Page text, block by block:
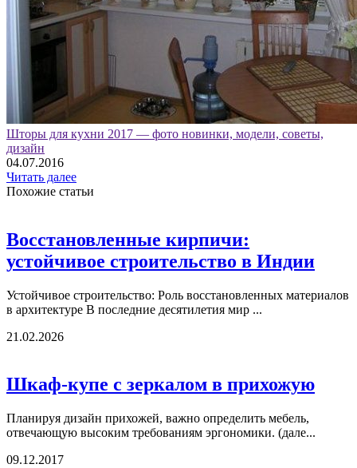
Шторы для кухни 2017 — фото новинки, модели, советы,
дизайн
04.07.2016
Читать далее
Похожие статьи
Восстановленные кирпичи:
устойчивое строительство в Индии
Устойчивое строительство: Роль восстановленных материалов
в архитектуре В последние десятилетия мир ...
21.02.2026
Шкаф-купе с зеркалом в прихожую
Планируя дизайн прихожей, важно определить мебель,
отвечающую высоким требованиям эргономики. (дале...
09.12.2017